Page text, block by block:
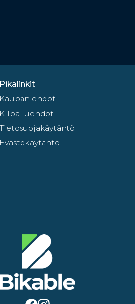
Pikalinkit
Kaupan ehdot
Kilpailuehdot
Tietosuojakäytäntö
Evästekäytäntö